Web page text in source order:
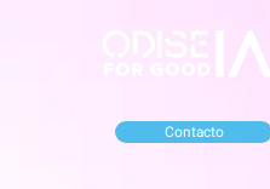
Contacto